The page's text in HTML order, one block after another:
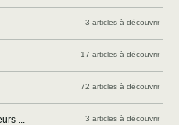
3 articles à découvrir
17 articles à découvrir
72 articles à découvrir
... 3 articles à découvrir